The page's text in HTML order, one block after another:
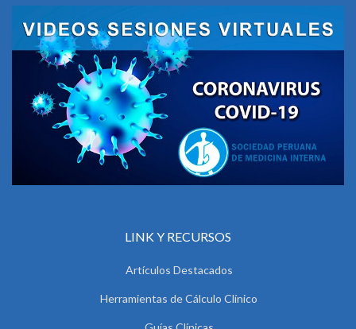
LINK Y RECURSOS
Artículos Destacados
Herramientas de Cálculo Clínico